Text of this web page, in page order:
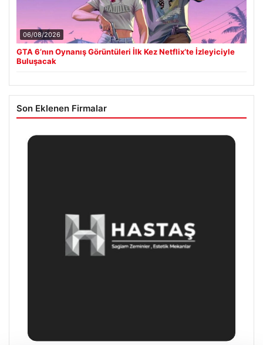
06/08/2026
GTA 6’nın Oynanış Görüntüleri İlk Kez Netflix’te İzleyiciyle
Buluşacak
Son Eklenen Firmalar